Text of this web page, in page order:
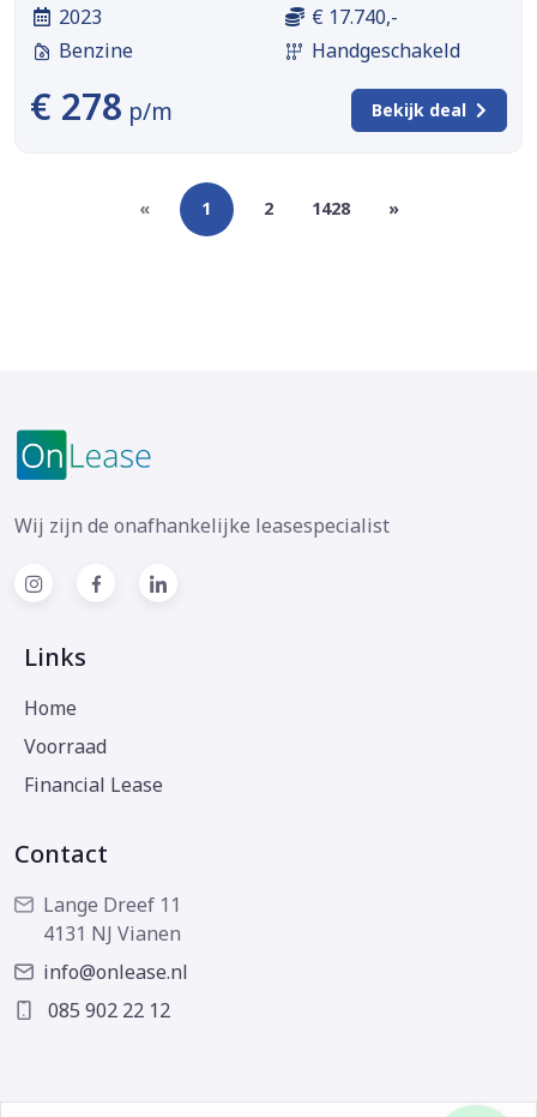
2023
Benzine
€ 17.740,-
Handgeschakeld
€ 278 p/m Bekijk deal
« 1 2 1428 »
Wij zijn de onafhankelijke leasespecialist
Links
Home
Voorraad
Financial Lease
Contact
Lange Dreef 11
4131 NJ Vianen
info@onlease.nl
085 902 22 12